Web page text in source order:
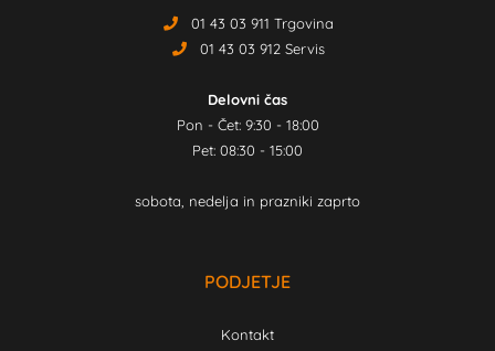
01 43 03 911 Trgovina
01 43 03 912 Servis
Delovni čas
Pon - Čet: 9:30 - 18:00
Pet: 08:30 - 15:00
sobota, nedelja in prazniki zaprto
PODJETJE
Kontakt